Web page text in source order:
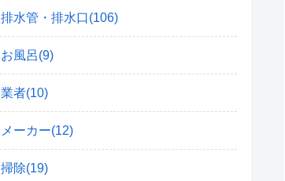
排水管・排水口(106)
お風呂(9)
業者(10)
メーカー(12)
掃除(19)